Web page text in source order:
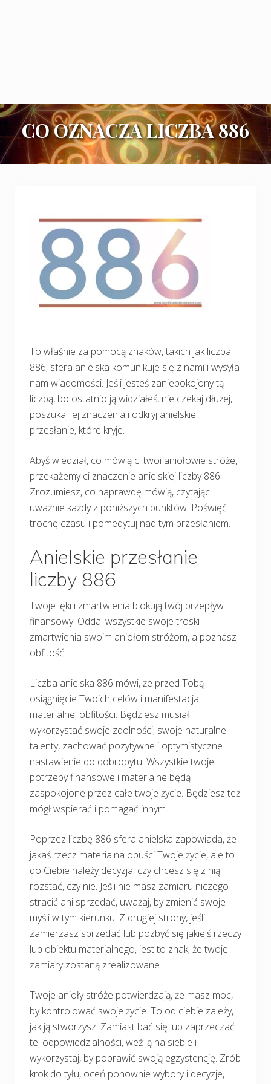
CO OZNACZA LICZBA 886
To właśnie za pomocą znaków, takich jak liczba
886, sfera anielska komunikuje się z nami i wysyła
nam wiadomości. Jeśli jesteś zaniepokojony tą
liczbą, bo ostatnio ją widziałeś, nie czekaj dłużej,
poszukaj jej znaczenia i odkryj anielskie
przesłanie, które kryje.
Abyś wiedział, co mówią ci twoi aniołowie stróże,
przekażemy ci znaczenie anielskiej liczby 886.
Zrozumiesz, co naprawdę mówią, czytając
uważnie każdy z poniższych punktów. Poświęć
trochę czasu i pomedytuj nad tym przesłaniem.
Anielskie przesłanie
liczby 886
Twoje lęki i zmartwienia blokują twój przepływ
finansowy. Oddaj wszystkie swoje troski i
zmartwienia swoim aniołom stróżom, a poznasz
obfitość.
Liczba anielska 886 mówi, że przed Tobą
osiągnięcie Twoich celów i manifestacja
materialnej obfitości. Będziesz musiał
wykorzystać swoje zdolności, swoje naturalne
talenty, zachować pozytywne i optymistyczne
nastawienie do dobrobytu. Wszystkie twoje
potrzeby finansowe i materialne będą
zaspokojone przez całe twoje życie. Będziesz też
mógł wspierać i pomagać innym.
Poprzez liczbę 886 sfera anielska zapowiada, że
jakaś rzecz materialna opuści Twoje życie, ale to
do Ciebie należy decyzja, czy chcesz się z nią
rozstać, czy nie. Jeśli nie masz zamiaru niczego
stracić ani sprzedać, uważaj, by zmienić swoje
myśli w tym kierunku. Z drugiej strony, jeśli
zamierzasz sprzedać lub pozbyć się jakiejś rzeczy
lub obiektu materialnego, jest to znak, że twoje
zamiary zostaną zrealizowane.
Twoje anioły stróże potwierdzają, że masz moc,
by kontrolować swoje życie. To od ciebie zależy,
jak ją stworzysz. Zamiast bać się lub zaprzeczać
tej odpowiedzialności, weź ją na siebie i
wykorzystaj, by poprawić swoją egzystencję. Zrób
krok do tyłu, oceń ponownie wybory i decyzje,